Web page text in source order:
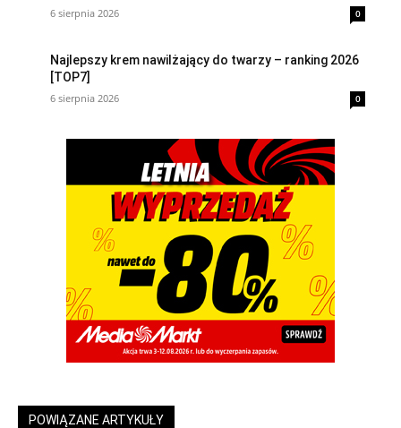
6 sierpnia 2026 0
Najlepszy krem nawilżający do twarzy – ranking 2026
[TOP7]
6 sierpnia 2026 0
POWIĄZANE ARTYKUŁY